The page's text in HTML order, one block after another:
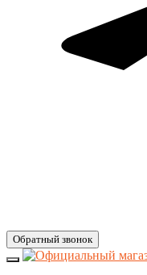
Обратный звонок